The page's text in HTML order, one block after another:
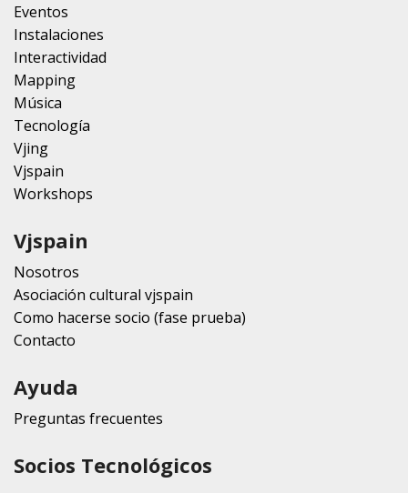
Eventos
Instalaciones
Interactividad
Mapping
Música
Tecnología
Vjing
Vjspain
Workshops
Vjspain
Nosotros
Asociación cultural vjspain
Como hacerse socio (fase prueba)
Contacto
Ayuda
Preguntas frecuentes
Socios Tecnológicos